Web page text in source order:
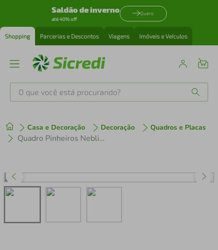
Saldão de inverno
até 40% off
Quero
Shopping Parcerias e Descontos Viagens Imóveis e Veículos
O que você está procurando?
Casa e Decoração Decoração Quadros e Placas
Quadro Pinheiros Neblina França 62x43 2-43x30 Caixa Preto
1º tenis
perfume